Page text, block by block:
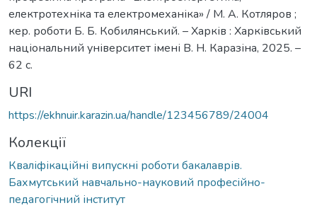
електротехніка та електромеханіка» / М. А. Котляров ;
кер. роботи Б. Б. Кобилянський. – Харків : Харківський
національний університет імені В. Н. Каразіна, 2025. –
62 с.
URI
https://ekhnuir.karazin.ua/handle/123456789/24004
Колекції
Кваліфікаційні випускні роботи бакалаврів.
Бахмутський навчально-науковий професійно-
педагогічний інститут